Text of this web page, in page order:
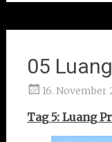
05
16. November
Tag 5: Luang